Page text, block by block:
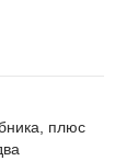
плюс